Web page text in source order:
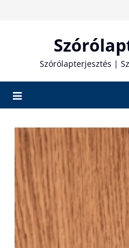
Szórólapterjesztés |